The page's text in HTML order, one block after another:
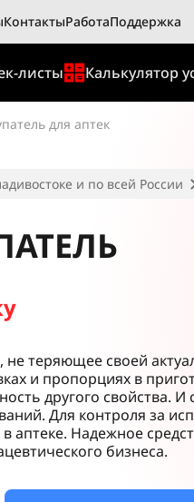
КонтактыРаботаПоддержка
листы Калькулятор
для аптек
и по всей России
теряющее своей
и пропорциях в
другого свойства. И
Для контроля за
аптеке. Надежное
бизнеса.